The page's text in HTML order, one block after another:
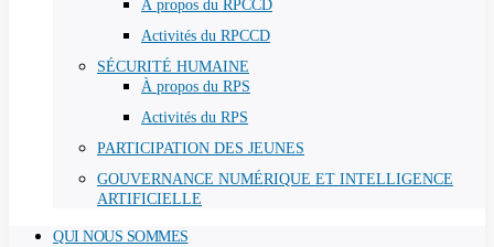
À propos du RPCCD
Activités du RPCCD
SÉCURITÉ HUMAINE
À propos du RPS
Activités du RPS
PARTICIPATION DES JEUNES
GOUVERNANCE NUMÉRIQUE ET INTELLIGENCE
ARTIFICIELLE
QUI NOUS SOMMES